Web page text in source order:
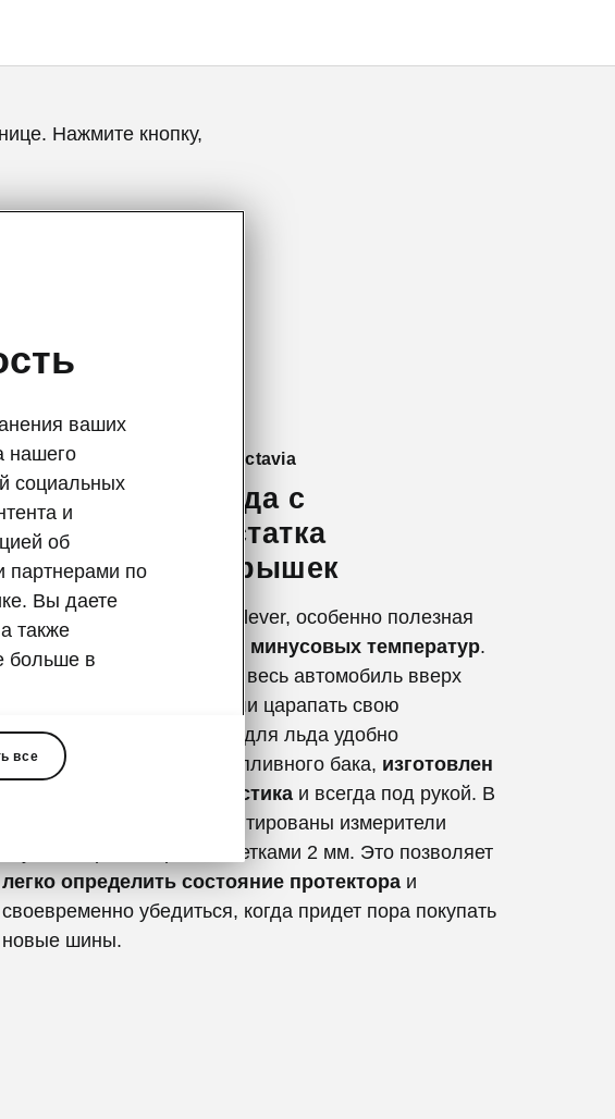
Нажмите кнопку,
Умные детали для Škoda Octavia
Скребок для льда с
измерителем остатка
протектора покрышек
Отличная деталь Simply Clever, особенно полезная
при
наступлении первых минусовых температур.
Не нужно переворачивать весь автомобиль вверх
дном в поисках скребка или царапать свою
кредитную карту. Скребок для льда удобно
расположен на крышке топливного бака, изготовлен
из переработанного пластикаи всегда под рукой. В
нижние углы скребка вмонтированы измерители
глубины протектора с отметками 2 мм. Это позволяет
легко определить состояние протектораи
своевременно убедиться, когда придет пора покупать
новые шины.
ваших
нашего
социальных
и
об
партнерами по
Вы даете
также
больше в
все